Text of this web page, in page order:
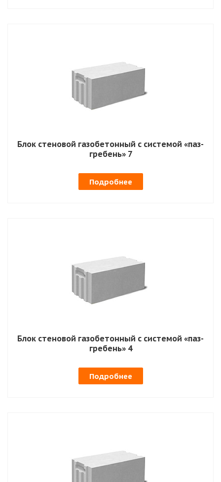
Блок стеновой газобетонный с системой «паз-
гребень» 7
Подробнее
Блок стеновой газобетонный с системой «паз-
гребень» 4
Подробнее